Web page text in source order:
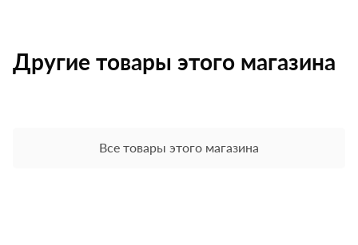
Другие товары этого магазина
Все товары этого магазина